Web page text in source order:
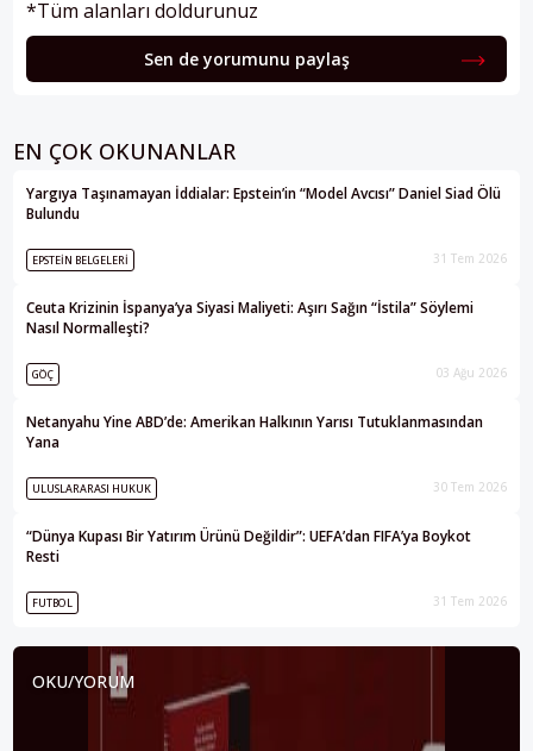
*Tüm alanları doldurunuz
Sen de yorumunu paylaş
EN ÇOK OKUNANLAR
Yargıya Taşınamayan İddialar: Epstein’in “Model Avcısı” Daniel Siad Ölü
Bulundu
EPSTEIN BELGELERI 31 Tem 2026
Ceuta Krizinin İspanya’ya Siyasi Maliyeti: Aşırı Sağın “İstila” Söylemi
Nasıl Normalleşti?
GÖÇ 03 Ağu 2026
Netanyahu Yine ABD’de: Amerikan Halkının Yarısı Tutuklanmasından
Yana
ULUSLARARASI HUKUK 30 Tem 2026
“Dünya Kupası Bir Yatırım Ürünü Değildir”: UEFA’dan FIFA’ya Boykot
Resti
FUTBOL 31 Tem 2026
OKU/YORUM